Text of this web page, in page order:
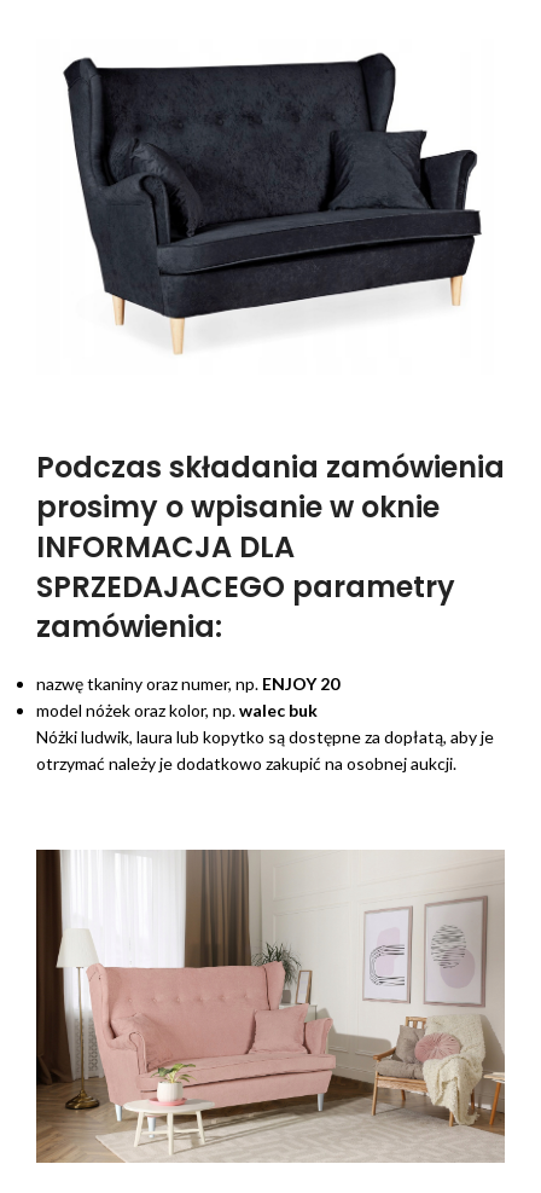
Podczas składania zamówienia
prosimy o wpisanie w oknie
INFORMACJA DLA
SPRZEDAJACEGO parametry
zamówienia:
nazwę tkaniny oraz numer, np. ENJOY 20
model nóżek oraz kolor, np.walec buk
Nóżki ludwik, laura lub kopytko są dostępne za dopłatą, aby je
otrzymać należy je dodatkowo zakupić na osobnej aukcji.